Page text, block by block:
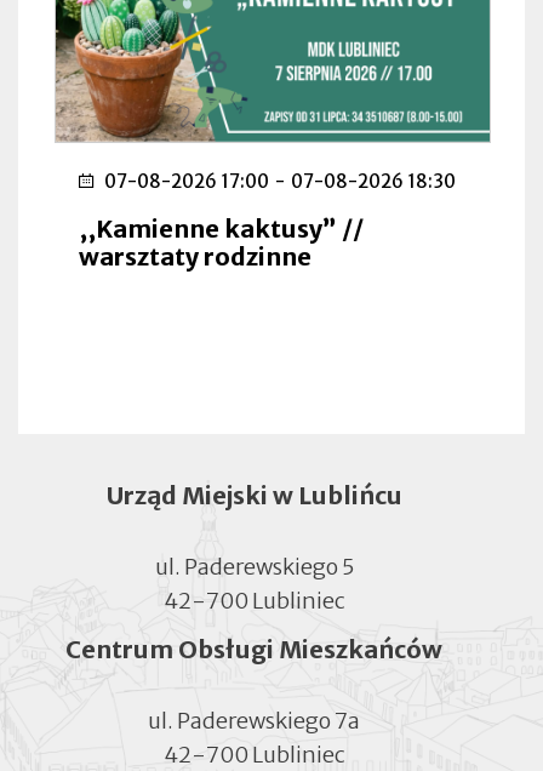
07-08-2026 17:00 - 07-08-2026 18:30
,,Kamienne kaktusy” //
warsztaty rodzinne
Urząd Miejski w Lublińcu
ul. Paderewskiego 5
42-700 Lubliniec
Centrum Obsługi Mieszkańców
ul. Paderewskiego 7a
42-700 Lubliniec